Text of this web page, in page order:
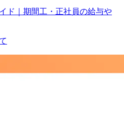
ド｜期間工・正社員の給与や